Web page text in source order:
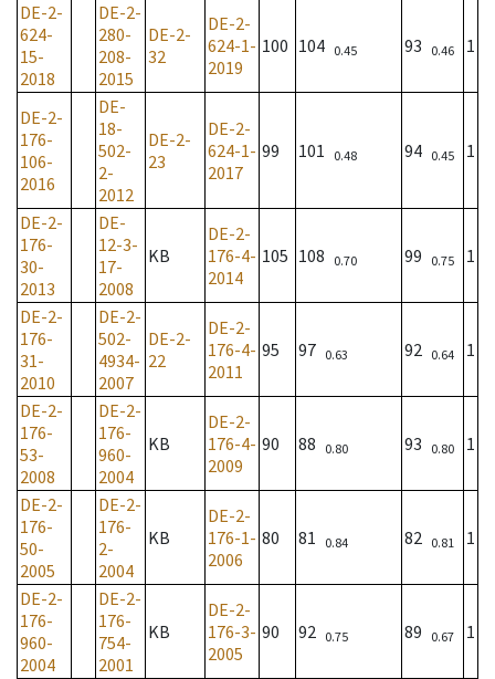
DE-2-
624-
15-
2018
DE-2-
280-
208-
2015
DE-2-
32
DE-2-
624-1-
2019
100 104 0.45 93 0.46 1
DE-2-
176-
106-
2016
DE-
18-
502-
2-
2012
DE-2-
23
DE-2-
624-1-
2017
99 101 0.48 94 0.45 1
DE-2-
176-
30-
2013
DE-
12-3-
17-
2008
KB
DE-2-
176-4-
2014
105 108 0.70 99 0.75 1
DE-2-
176-
31-
2010
DE-2-
502-
4934-
2007
DE-2-
22
DE-2-
176-4-
2011
95 97 0.63 92 0.64 1
DE-2-
176-
53-
2008
DE-2-
176-
960-
2004
KB
DE-2-
176-4-
2009
90 88 0.80 93 0.80 1
DE-2-
176-
50-
2005
DE-2-
176-
2-
2004
KB
DE-2-
176-1-
2006
80 81 0.84 82 0.81 1
DE-2-
176-
960-
2004
DE-2-
176-
754-
2001
KB
DE-2-
176-3-
2005
90 92 0.75 89 0.67 1